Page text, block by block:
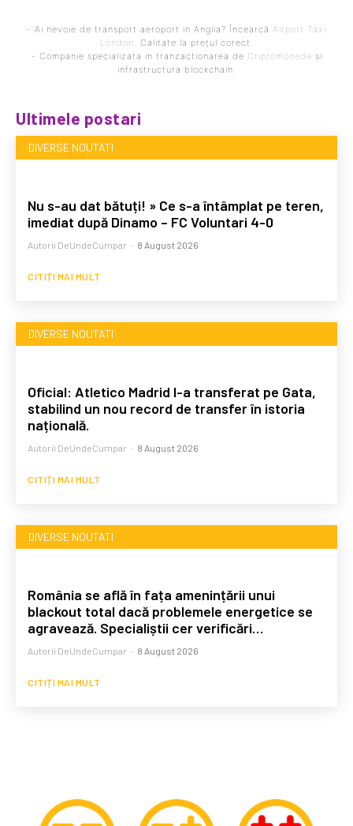
- Ai nevoie de transport aeroport in Anglia? Încearcă Airport Taxi
London . Calitate la prețul corect.
- Companie specializata in tranzactionarea de Criptomonede si
infrastructura blockchain.
Ultimele postari
DIVERSE NOUTATI
Nu s-au dat bătuți! » Ce s-a întâmplat pe teren,
imediat după Dinamo – FC Voluntari 4-0
Autorii DeUndeCumpar - 8 August 2026
CITIȚI MAI MULT
DIVERSE NOUTATI
Oficial: Atletico Madrid l-a transferat pe Gata,
stabilind un nou record de transfer în istoria
națională.
Autorii DeUndeCumpar - 8 August 2026
CITIȚI MAI MULT
DIVERSE NOUTATI
România se află în fața amenințării unui
blackout total dacă problemele energetice se
agravează. Specialiștii cer verificări…
Autorii DeUndeCumpar - 8 August 2026
CITIȚI MAI MULT